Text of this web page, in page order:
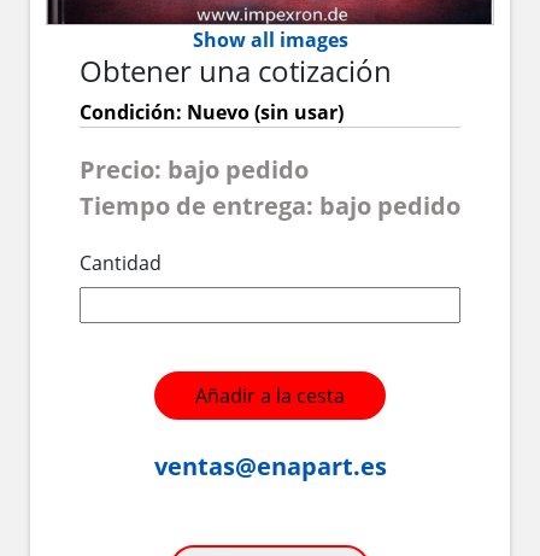
Show all images
Obtener una cotización
Condición: Nuevo (sin usar)
Precio: bajo pedido
Tiempo de entrega: bajo pedido
Cantidad
Añadir a la cesta
ventas@enapart.es